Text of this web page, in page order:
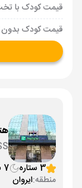
قیمت کودک با
قیمت کودک
3 ستاره
7 شب
منطقه:ایروان